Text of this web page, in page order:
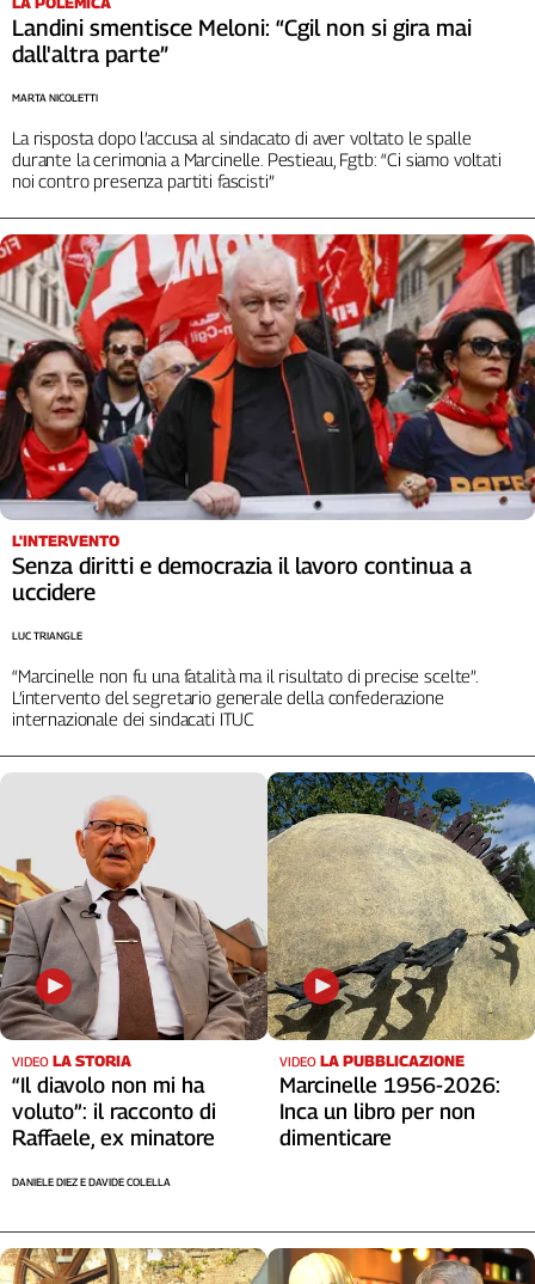
Girasoli
Il
Sassolino
Linea
Tech
It
Inserti
Idea
Diffusa
InFlai
Le
trasmissioni
tv
Work
in
L'Italia
nel
Abruzzo-
Molise
Alto
Campania
Emilia-
Romagna
Friuli
Venezia
Giulia
Lazio
Liguria
Lombardia
Marche
Sardegna
Sicilia
Landini smentisce Meloni: “Cgil non si gira mai
dall'altra parte”
La risposta dopo l’accusa al sindacato di aver voltato le spalle
durante la cerimonia a Marcinelle. Pestieau, Fgtb: “Ci siamo voltati
noi contro presenza partiti fascisti”
MARTA NICOLETTI
L'INTERVENTO
Senza diritti e democrazia il lavoro continua a
uccidere
“Marcinelle non fu una fatalità ma il risultato di precise scelte”.
L’intervento del segretario generale della confederazione
internazionale dei sindacati ITUC
LUC TRIANGLE
VIDEO LA STORIA
“Il diavolo non mi ha
voluto”: il racconto di
Raffaele, ex minatore
DANIELE DIEZ E DAVIDE COLELLA
VIDEO LA PUBBLICAZIONE
Marcinelle 1956-2026:
Inca un libro per non
dimenticare